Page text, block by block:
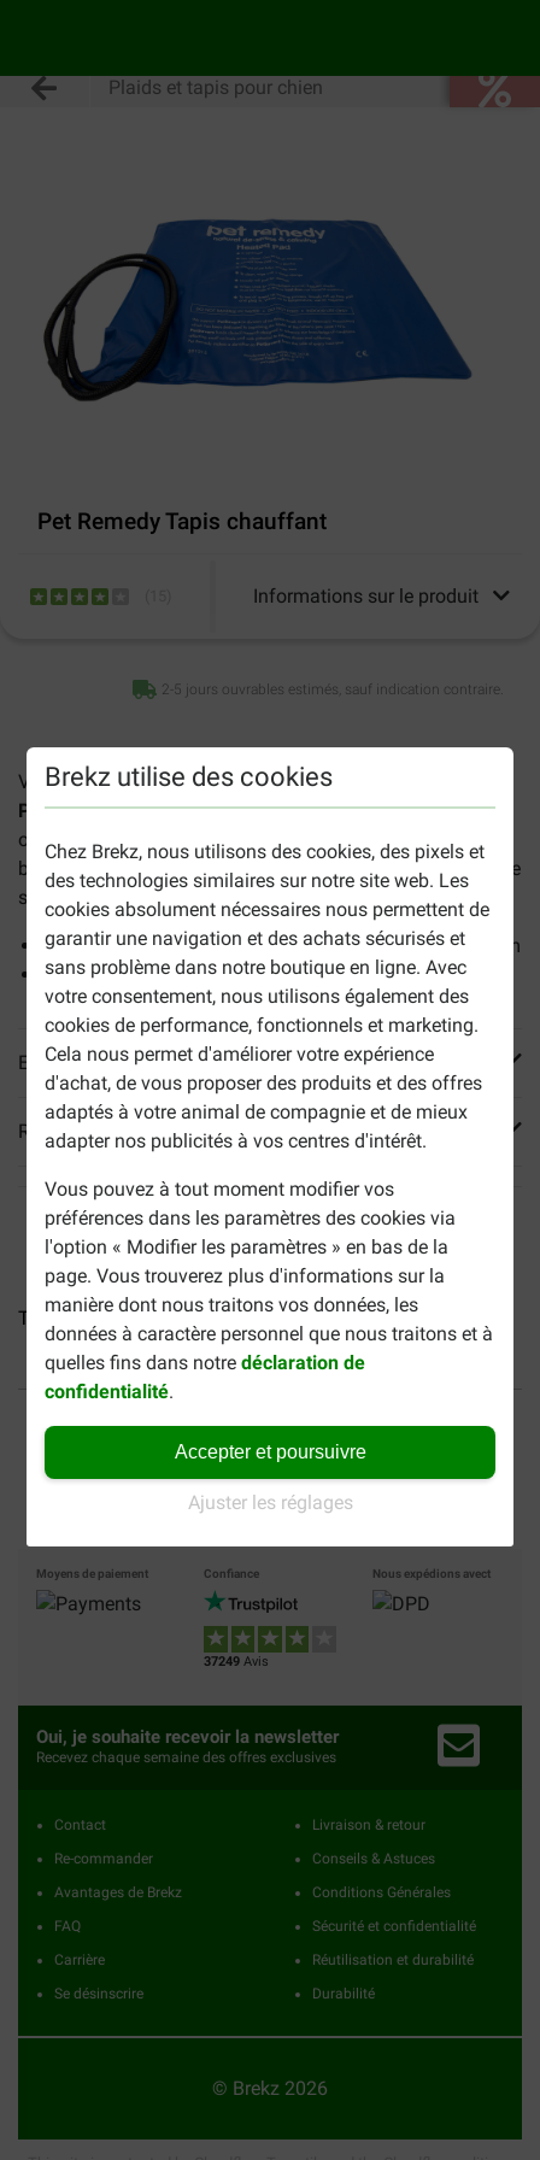
Brekz utilise des cookies
Chez Brekz, nous utilisons des cookies, des pixels et
des technologies similaires sur notre site web. Les
cookies absolument nécessaires nous permettent de
garantir une navigation et des achats sécurisés et
sans problème dans notre boutique en ligne. Avec
votre consentement, nous utilisons également des
cookies de performance, fonctionnels et marketing.
Cela nous permet d'améliorer votre expérience
d'achat, de vous proposer des produits et des offres
adaptés à votre animal de compagnie et de mieux
adapter nos publicités à vos centres d'intérêt.
Vous pouvez à tout moment modifier vos
préférences dans les paramètres des cookies via
l'option « Modifier les paramètres » en bas de la
page. Vous trouverez plus d'informations sur la
manière dont nous traitons vos données, les
données à caractère personnel que nous traitons et à
quelles fins dans notredéclaration de
confidentialité.
Accepter et poursuivre
Ajuster les réglages
Plaids et tapis pour chien
Pet Remedy Tapis chauffant
Informations sur le produit
2-5 jours ouvrables estimés, sauf indication contraire.
Votre animal de compagnie va adorer le
Pet Remedy. Que ce soit pour l’aider à se remettre d’une
opération, ou tout simplement pour son plaisir, cette
bouillotte est parfaite pour que votre ami à quatre pattes ne
souffre pas du froid.
Dimensions du tapis chauffant Pet Remedy : 42 x 38 cm
Convient à tout type d’animal
En savoir plus
Reviews
Trixie Couverture Kenny... Trixie Couverture Cosy pour...
40% moins cher
69 €
Paiement sécurisé
Moyens de paiement Confiance
37249 Avis
Nous expédions avect
Oui, je souhaite recevoir la newsletter
Recevez chaque semaine des offres exclusives
Contact
Re-commander
Avantages de Brekz
FAQ
Carrière
Se désinscrire
Livraison & retour
Conseils & Astuces
Conditions Générales
Sécurité et confidentialité
Réutilisation et durabilité
Durabilité
© Brekz 2026